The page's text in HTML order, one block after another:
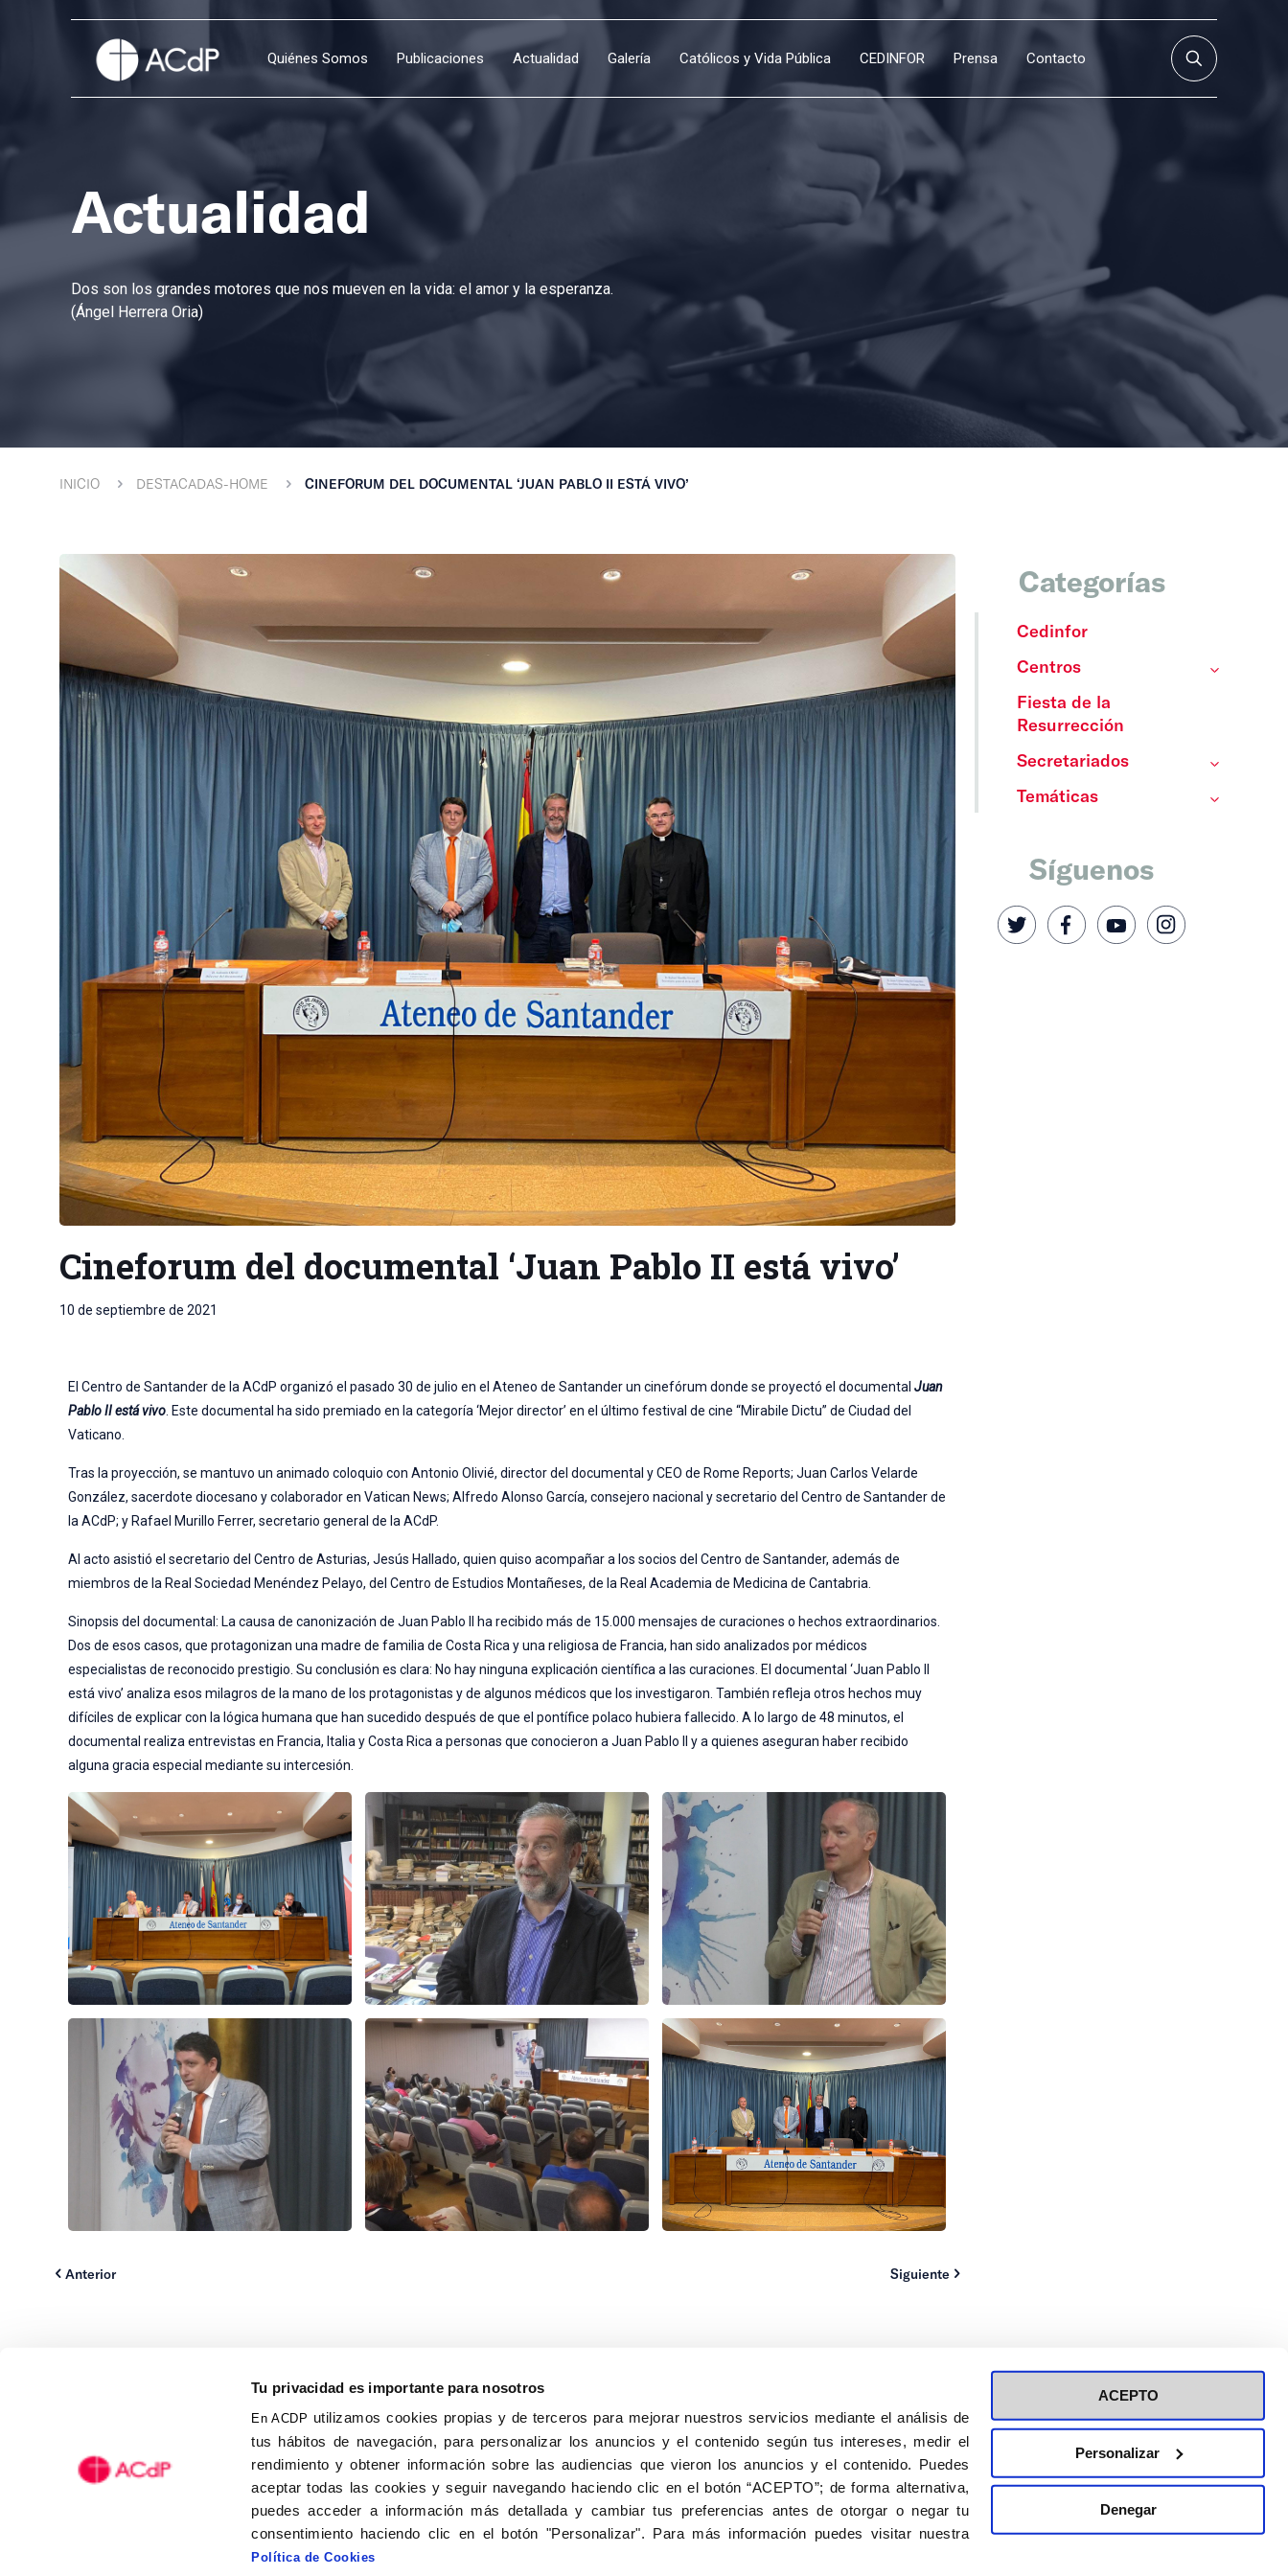
Tu privacidad es importante para nosotros
En ACDP utilizamos cookies propias y de terceros para mejorar nuestros servicios mediante el análisis de
tus hábitos de navegación, para personalizar los anuncios y el contenido según tus intereses, medir el
rendimiento y obtener información sobre las audiencias que vieron los anuncios y el contenido. Puedes
aceptar todas las cookies y seguir navegando haciendo clic en el botón “ACEPTO”; de forma alternativa,
puedes acceder a información más detallada y cambiar tus preferencias antes de otorgar o negar tu
consentimiento haciendo clic en el botón "Personalizar". Para más información puedes visitar nuestra
Política de Cookies
ACEPTO
Personalizar
Denegar
Quiénes Somos Publicaciones Actualidad Galería Católicos y Vida Pública CEDINFOR Prensa Contacto
Actualidad
Dos son los grandes motores que nos mueven en la vida: el amor y la esperanza.
(Ángel Herrera Oria)
INICIO DESTACADAS-HOME CINEFORUM DEL DOCUMENTAL ‘JUAN PABLO II ESTÁ VIVO’
Cineforum del documental ‘Juan Pablo II está vivo’
10 de septiembre de 2021
El Centro de Santander de la ACdP organizó el pasado 30 de julio en el Ateneo de Santander un cinefórum donde se proyectó el documentalJuan
Pablo II está vivo . Este documental ha sido premiado en la categoría ‘Mejor director’ en el último festival de cine “Mirabile Dictu” de Ciudad del
Vaticano.
Tras la proyección, se mantuvo un animado coloquio con Antonio Olivié, director del documental y CEO de Rome Reports; Juan Carlos Velarde
González, sacerdote diocesano y colaborador en Vatican News; Alfredo Alonso García, consejero nacional y secretario del Centro de Santander de
la ACdP; y Rafael Murillo Ferrer, secretario general de la ACdP.
Al acto asistió el secretario del Centro de Asturias, Jesús Hallado, quien quiso acompañar a los socios del Centro de Santander, además de
miembros de la Real Sociedad Menéndez Pelayo, del Centro de Estudios Montañeses, de la Real Academia de Medicina de Cantabria.
Sinopsis del documental: La causa de canonización de Juan Pablo II ha recibido más de 15.000 mensajes de curaciones o hechos extraordinarios.
Dos de esos casos, que protagonizan una madre de familia de Costa Rica y una religiosa de Francia, han sido analizados por médicos
especialistas de reconocido prestigio. Su conclusión es clara: No hay ninguna explicación científica a las curaciones. El documental ‘Juan Pablo II
está vivo’ analiza esos milagros de la mano de los protagonistas y de algunos médicos que los investigaron. También refleja otros hechos muy
difíciles de explicar con la lógica humana que han sucedido después de que el pontífice polaco hubiera fallecido. A lo largo de 48 minutos, el
documental realiza entrevistas en Francia, Italia y Costa Rica a personas que conocieron a Juan Pablo II y a quienes aseguran haber recibido
alguna gracia especial mediante su intercesión.
Anterior Siguiente
Categorías
Cedinfor
Centros
Fiesta de la
Resurrección
Secretariados
Temáticas
Síguenos
Calle Isaac Peral, 58 C.P.: 28040, Madrid
Tel (+34) 91 456 63 27
Fax: (+34) 91 535 19 98
acdp@acdp.es
Aviso Legal Inscripción a eventos
Política de privacidad de RRSS
Política de cookies